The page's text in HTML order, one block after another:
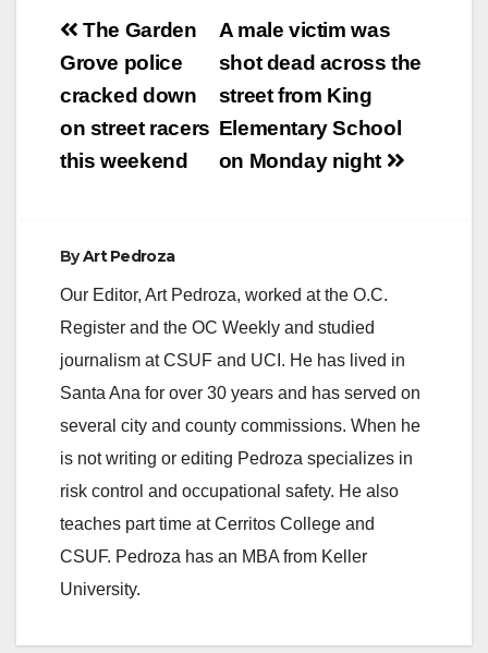
Post
navigation
A male victim was
shot dead across the
street from King
Elementary School
on Monday night
The Garden
Grove police
cracked down
on street racers
this weekend
ByArt Pedroza
Our Editor, Art Pedroza, worked at the O.C.
Register and the OC Weekly and studied
journalism at CSUF and UCI. He has lived in
Santa Ana for over 30 years and has served on
several city and county commissions. When he
is not writing or editing Pedroza specializes in
risk control and occupational safety. He also
teaches part time at Cerritos College and
CSUF. Pedroza has an MBA from Keller
University.